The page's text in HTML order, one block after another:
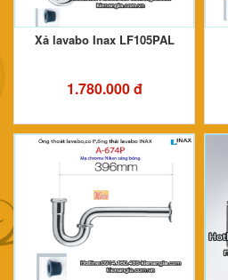
Xả lavabo Inax LF105PAL
1.780.000 đ